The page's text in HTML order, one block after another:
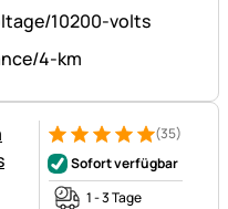
Bewertung: 5 von 5 (35
35 Bewertungen (35)
Sofort verfügbar
1 - 3 Tage